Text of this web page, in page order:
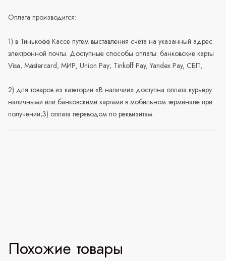
Оплата производится:
1) в Тинькофф Кассе путем выставления счёта на указанный адрес
электронной почты. Доступные способы оплаты: банковские карты
Visa, Mastercard, МИР, Union Pay; Tinkoff Pay, Yandex Pay, СБП;
2) для товаров из категории «В наличии» доступна оплата курьеру
наличными или банковскими картами в мобильном терминале при
получении;3) оплата переводом по реквизитам.
Похожие товары